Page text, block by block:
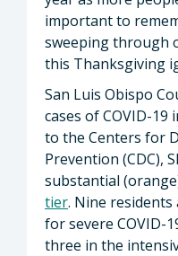
important to
sweeping through
this Thanksgiving
San Luis Obispo
cases of COVID-19
to the Centers for
Prevention (CDC),
substantial
tier. Nine
for severe COVID-
three in the